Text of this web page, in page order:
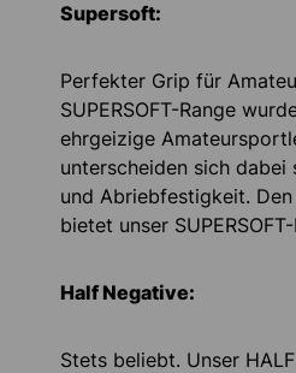
Supersoft:
Perfekter Grip für
SUPERSOFT-Range
ehrgeizige
unterscheiden sich dabei
und Abriebfestigkeit.
bietet unser
Half Negative:
Stets beliebt. Unser